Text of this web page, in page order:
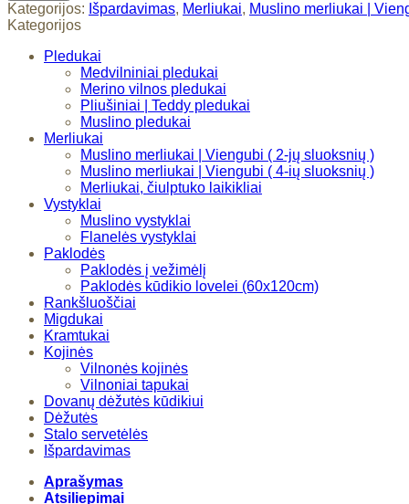
Kategorijos: Išpardavimas, Merliukai, Muslino merliukai |
Kategorijos
Pledukai
Medvilniniai pledukai
Merino vilnos pledukai
Pliušiniai | Teddy pledukai
Muslino pledukai
Merliukai
Muslino merliukai | Viengubi ( 2-jų sluoksnių )
Muslino merliukai | Viengubi ( 4-ių sluoksnių )
Merliukai, čiulptuko laikikliai
Vystyklai
Muslino vystyklai
Flanelės vystyklai
Paklodės
Paklodės į vežimėlį
Paklodės kūdikio lovelei (60x120cm)
Rankšluoščiai
Migdukai
Kramtukai
Kojinės
Vilnonės kojinės
Vilnoniai tapukai
Dovanų dėžutės kūdikiui
Dėžutės
Stalo servetėlės
Išpardavimas
Aprašymas
Atsiliepimai